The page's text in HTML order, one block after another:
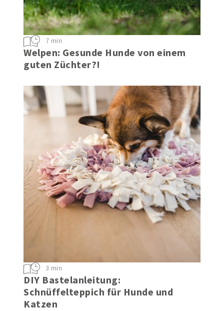
Welpen: Gesunde Hunde von einem
guten Züchter?!
7 min
DIY Bastelanleitung:
Schnüffelteppich für Hunde und
Katzen
3 min